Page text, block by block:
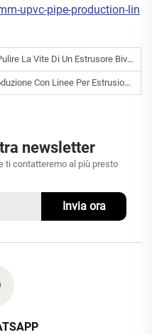
upvc-pipe-production-lin
La Vite Di Un Estrusore Bivite
Con Linee Per Estrusione Tubi In PVC
newsletter
ti contatteremo al più presto
Invia ora